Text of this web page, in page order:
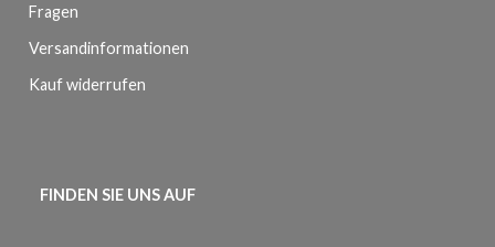
Fragen
Versandinformationen
Kauf widerrufen
FINDEN SIE UNS AUF